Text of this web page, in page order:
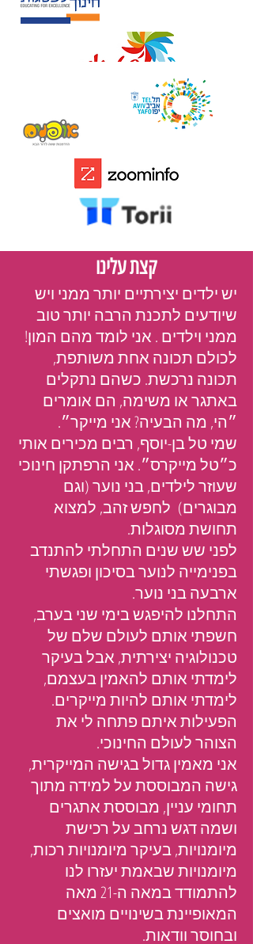
קצת עלינו
יש ילדים יצירתיים יותר ממני ויש
שיודעים לתכנת הרבה יותר טוב
ממני וילדים . אני לומד מהם המון!
לכולם תכונה אחת משותפת,
תכונה נרכשת. כשהם נתקלים
באתגר או משימה, הם אומרים
״הי, מה הבעיה? אני מייקר״.
שמי טל בן-יוסף, רבים מכירים אותי
כ״טל מייקרס״. אני הרפתקן חינוכי
שעוזר לילדים, בני נוער (וגם
מבוגרים) לחפש זהב, למצוא
תחושת מסוגלות.
לפני שש שנים התחלתי להתנדב
בפנימייה לנוער בסיכון ופגשתי
ארבעה בני נוער.
התחלנו להיפגש בימי שני בערב,
חשפתי אותם לעולם שלם של
טכנולוגיה יצירתית, אבל בעיקר
לימדתי אותם להאמין בעצמם,
לימדתי אותם להיות מייקרים.
הפעילות איתם פתחה לי את
הצוהר לעולם החינוכי.
אני מאמין גדול בגישה המייקרית,
גישה המבוססת על למידה מתוך
תחומי עניין, מבוססת אתגרים
ושמה דגש נרחב על רכישת
מיומנויות, בעיקר מיומנויות רכות,
מיומנויות שבאמת יעזרו לנו
להתמודד במאה ה-21 מאה
המאופיינת בשינויים מואצים
ובחוסר וודאות.